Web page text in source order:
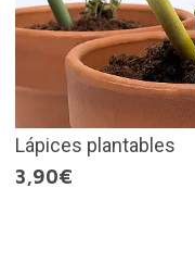
Lápices plantables
3,90€